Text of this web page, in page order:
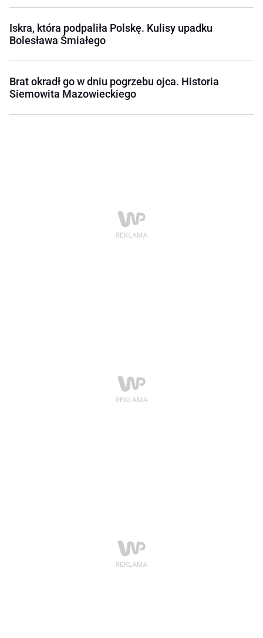
Iskra, która podpaliła Polskę. Kulisy upadku
Bolesława Śmiałego
Brat okradł go w dniu pogrzebu ojca. Historia
Siemowita Mazowieckiego